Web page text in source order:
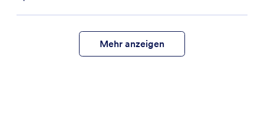
Mehr anzeigen